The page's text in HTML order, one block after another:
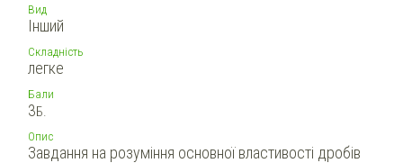
Вид
Інший
Складність
легке
Бали
3Б.
Опис
Завдання на розуміння основної властивості дробів